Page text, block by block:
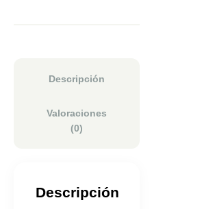
Descripción
Valoraciones
(0)
Descripción